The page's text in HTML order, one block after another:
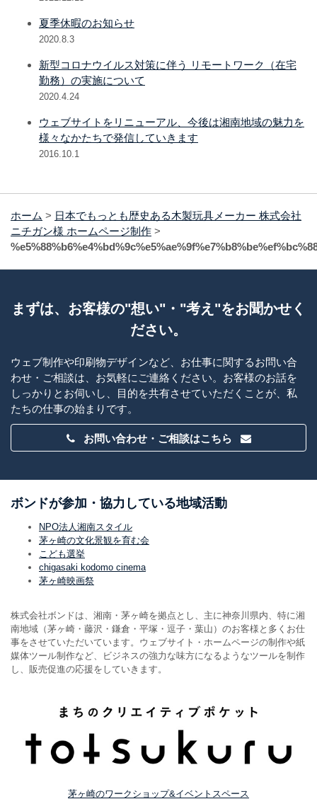
夏季休暇のお知らせ
2020.8.3
新型コロナウイルス対策に伴う リモートワーク（在宅
勤務）の実施について
2020.4.24
ウェブサイトをリニューアル、今後は湘南地域の魅力を
様々なかたちで発信していきます
2016.10.1
ホーム > 日本でもっとも歴史ある木製玩具メーカー 株式会社
ニチガン様 ホームページ制作 >
まずは、お客様の"想い"・"考え"をお聞かせく
ださい。
ウェブ制作や印刷物デザインなど、お仕事に関するお問い合
わせ・ご相談は、お気軽にご連絡ください。お客様のお話を
しっかりとお伺いし、目的を共有させていただくことが、私
たちの仕事の始まりです。
お問い合わせ・ご相談はこちら
ボンドが参加・協力している地域活動
NPO法人湘南スタイル
茅ヶ崎の文化景観を育む会
こども選挙
chigasaki kodomo cinema
茅ヶ崎映画祭
株式会社ボンドは、湘南・茅ヶ崎を拠点とし、主に神奈川県内、特に湘
南地域（茅ヶ崎・藤沢・鎌倉・平塚・逗子・葉山）のお客様と多くお仕
事をさせていただいています。ウェブサイト・ホームページの制作や紙
媒体ツール制作など、ビジネスの強力な味方になるようなツールを制作
し、販売促進の応援をしていきます。
茅ヶ崎のワークショップ&イベントスペース